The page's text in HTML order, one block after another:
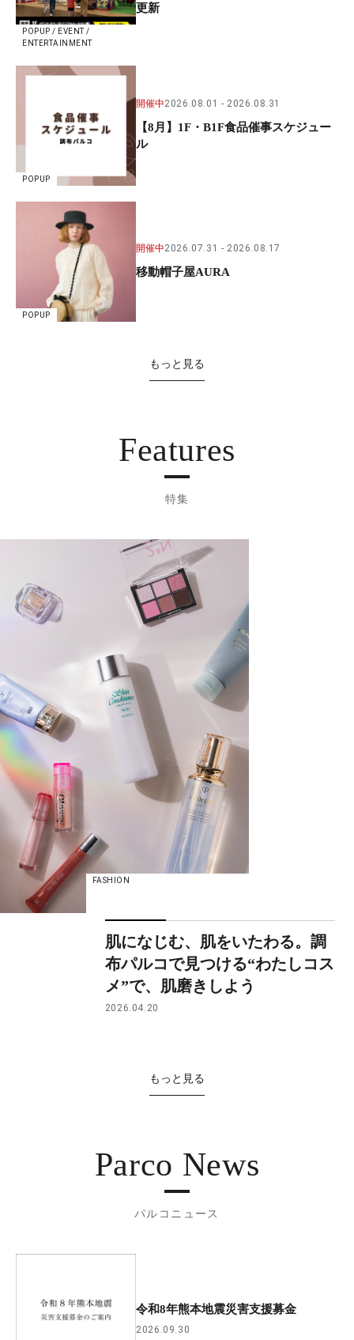
POPUP / EVENT /
ENTERTAINMENT
更新
POPUP
開催中2026.08.01 2026.08.31
【8月】1F・B1F食品催事スケジュー
ル
POPUP
開催中2026.07.31 2026.08.17
移動帽子屋AURA
もっと見る
Features
特集
FASHION
肌になじむ、肌をいたわる。調
布パルコで見つける“わたしコス
メ”で、肌磨きしよう
2026.04.20
もっと見る
Parco News
パルコニュース
令和8年熊本地震災害支援募金
2026.09.30